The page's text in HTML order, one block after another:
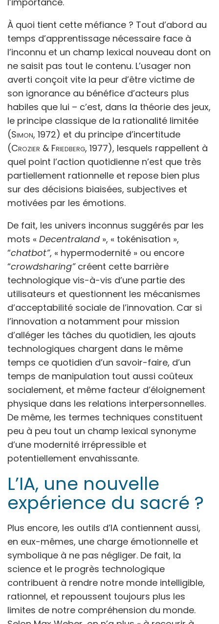
À quoi tient cette méfiance ? Tout d’abord au
temps d’apprentissage nécessaire face à
l’inconnu et un champ lexical nouveau dont on
ne saisit pas tout le contenu. L’usager non
averti conçoit vite la peur d’être victime de
son ignorance au bénéfice d’acteurs plus
habiles que lui – c’est, dans la théorie des jeux,
le principe classique de la rationalité limitée
(Simon, 1972) et du principe d’incertitude
(Crozier & Friedberg, 1977), lesquels rappellent à
quel point l’action quotidienne n’est que très
partiellement rationnelle et repose bien plus
sur des décisions biaisées, subjectives et
motivées par les émotions.
De fait, les univers inconnus suggérés par les
mots « Decentraland », « tokénisation »,
“chatbot”, « hypermodernité » ou encore
“crowdsharing” créent cette barrière
technologique vis-à-vis d’une partie des
utilisateurs et questionnent les mécanismes
d’acceptabilité sociale de l’innovation. Car si
l’innovation a notamment pour mission
d’alléger les tâches du quotidien, les ajouts
technologiques chargent dans le même
temps ce quotidien d’un savoir-faire, d’un
temps de manipulation tout aussi coûteux
socialement, et même facteur d’éloignement
physique dans les relations interpersonnelles.
De même, les termes techniques constituent
peu à peu tout un champ lexical synonyme
d’une modernité irrépressible et
potentiellement envahissante.
L’IA, une nouvelle
expérience du sacré ?
Plus encore, les outils d’IA contiennent aussi,
en eux-mêmes, une charge émotionnelle et
symbolique à ne pas négliger. De fait, la
science et le progrès technologique
contribuent à rendre notre monde intelligible,
rationnel, et repoussent toujours plus les
limites de notre compréhension du monde.